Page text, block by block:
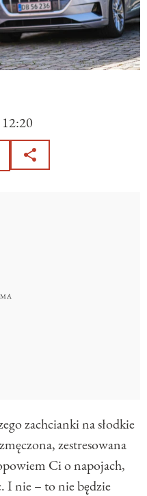
zachcianki na słodkie
zestresowana
Ci o napojach,
I nie – to nie będzie